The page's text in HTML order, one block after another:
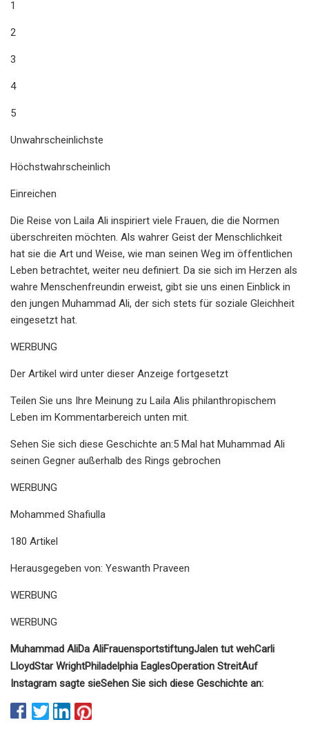
1
2
3
4
5
Unwahrscheinlichste
Höchstwahrscheinlich
Einreichen
Die Reise von Laila Ali inspiriert viele Frauen, die die Normen
überschreiten möchten. Als wahrer Geist der Menschlichkeit
hat sie die Art und Weise, wie man seinen Weg im öffentlichen
Leben betrachtet, weiter neu definiert. Da sie sich im Herzen als
wahre Menschenfreundin erweist, gibt sie uns einen Einblick in
den jungen Muhammad Ali, der sich stets für soziale Gleichheit
eingesetzt hat.
WERBUNG
Der Artikel wird unter dieser Anzeige fortgesetzt
Teilen Sie uns Ihre Meinung zu Laila Alis philanthropischem
Leben im Kommentarbereich unten mit.
Sehen Sie sich diese Geschichte an:5 Mal hat Muhammad Ali
seinen Gegner außerhalb des Rings gebrochen
WERBUNG
Mohammed Shafiulla
180 Artikel
Herausgegeben von: Yeswanth Praveen
WERBUNG
WERBUNG
Muhammad AliDa AliFrauensportstiftungJalen tut wehCarli
LloydStar WrightPhiladelphia EaglesOperation StreitAuf
Instagram sagte sieSehen Sie sich diese Geschichte an: